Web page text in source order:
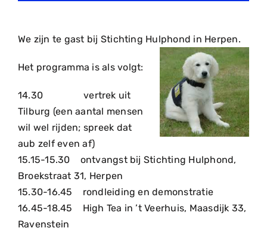
We zijn te gast bij Stichting Hulphond in Herpen.
Het programma is als volgt:
14.30 vertrek uit
Tilburg (een aantal mensen
wil wel rijden; spreek dat
aub zelf even af)
15.15-15.30 ontvangst bij Stichting Hulphond,
Broekstraat 31, Herpen
15.30-16.45 rondleiding en demonstratie
16.45-18.45 High Tea in ’t Veerhuis, Maasdijk 33,
Ravenstein